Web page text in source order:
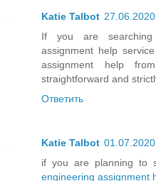
Katie Talbot
If you are searching
assignment help
assignment help
straightforward and
Ответить
Katie Talbot
if you are planning to
engineering assignment